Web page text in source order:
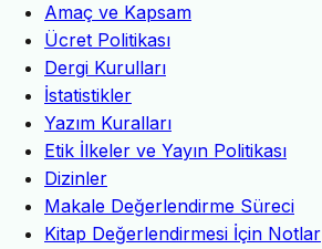
Amaç ve Kapsam
Ücret Politikası
Dergi Kurulları
İstatistikler
Yazım Kuralları
Etik İlkeler ve Yayın Politikası
Dizinler
Makale Değerlendirme Süreci
Kitap Değerlendirmesi İçin Notlar